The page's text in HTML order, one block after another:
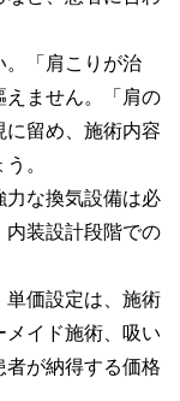
。「肩こりが治
えません。「肩の
留め、施術内容
。
力な換気設備は必
内装設計段階での
単価設定は、施術
イド施術、吸い
者が納得する価格